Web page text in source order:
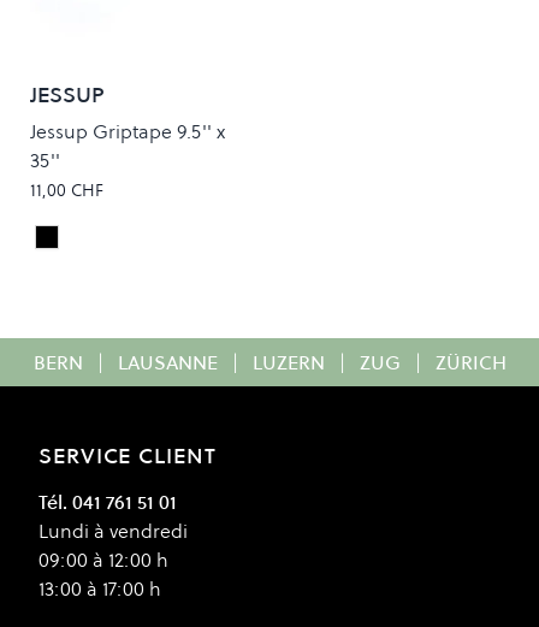
JESSUP
Jessup Griptape 9.5'' x
35''
11,00 CHF
Colour
Black
BERN | LAUSANNE | LUZERN | ZUG | ZÜRICH
SERVICE CLIENT
Tél. 041 761 51 01
Lundi à vendredi
09:00 à 12:00 h
13:00 à 17:00 h